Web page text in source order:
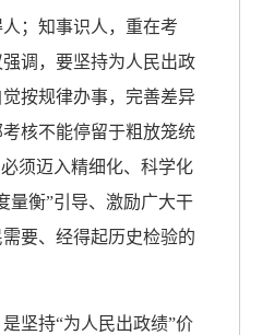
；知事识人，重在考
调，要坚持为人民出政
按规律办事，完善差异
核不能停留于粗放笼统
须迈入精细化、科学化
量衡”引导、激励广大干
要、经得起历史检验的
坚持“为人民出政绩”价